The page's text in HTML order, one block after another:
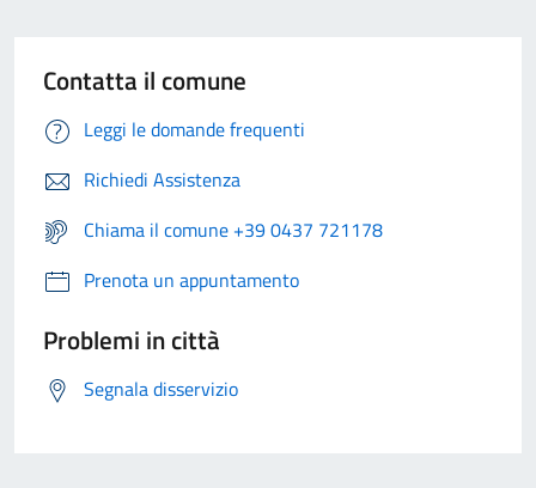
Contatta il comune
Leggi le domande frequenti
Richiedi Assistenza
Chiama il comune +39 0437 721178
Prenota un appuntamento
Problemi in città
Segnala disservizio